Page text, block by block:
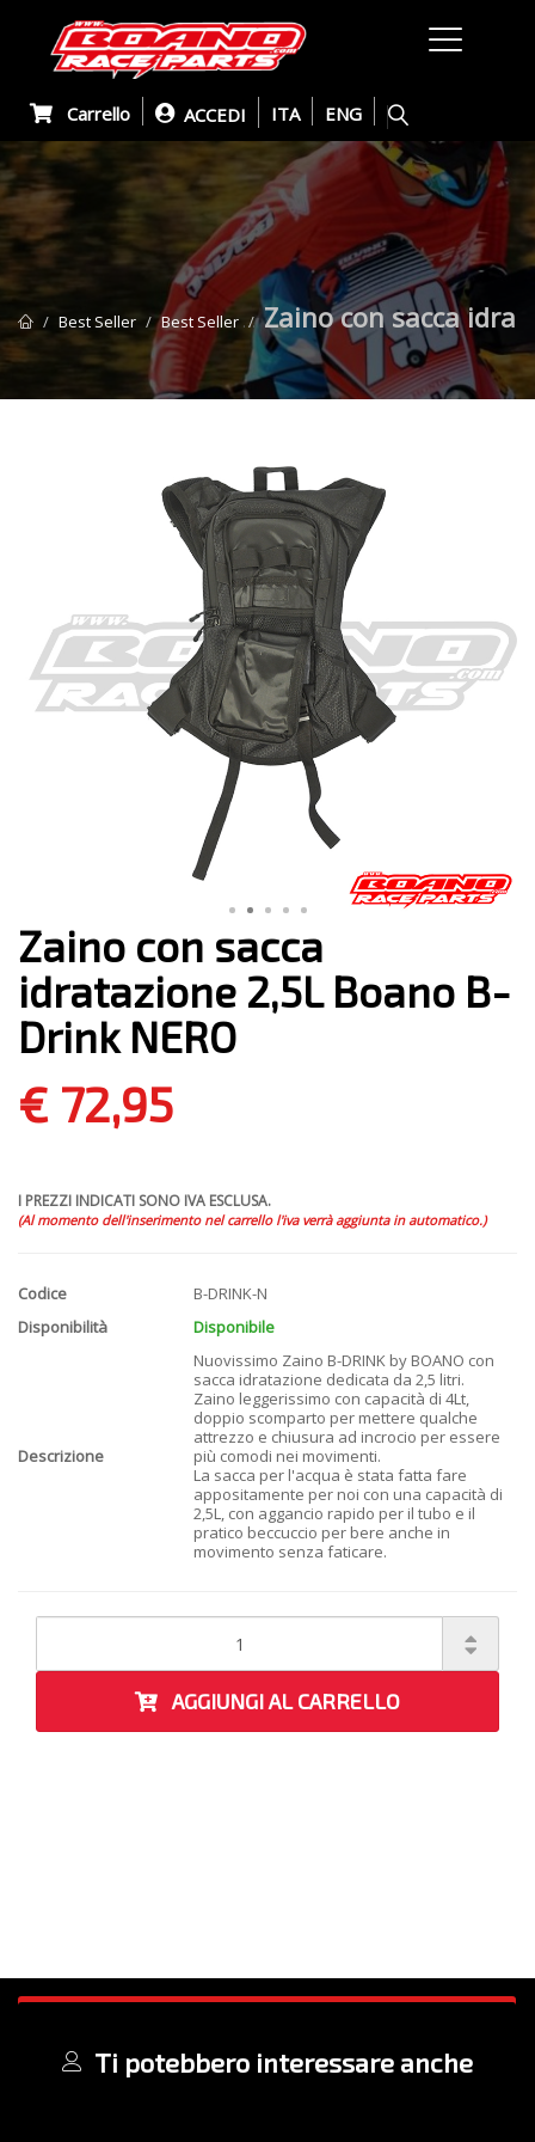
Carrello ACCEDI ITA ENG
Best Seller Best Seller Zaino con sacca
Zaino con sacca
idratazione 2,5L Boano B-
Drink NERO
€ 72,95
I PREZZI INDICATI SONO IVA ESCLUSA.
(Al momento dell'inserimento nel carrello l'iva verrà aggiunta in automatico.)
Codice
B-DRINK-N
Disponibilità
Disponibile
Descrizione
Nuovissimo Zaino B-DRINK by BOANO con
sacca idratazione dedicata da 2,5 litri.
Zaino leggerissimo con capacità di 4Lt,
doppio scomparto per mettere qualche
attrezzo e chiusura ad incrocio per essere
più comodi nei movimenti.
La sacca per l'acqua è stata fatta fare
appositamente per noi con una capacità di
2,5L, con aggancio rapido per il tubo e il
pratico beccuccio per bere anche in
movimento senza faticare.
AGGIUNGI AL CARRELLO
Ti potebbero interessare anche